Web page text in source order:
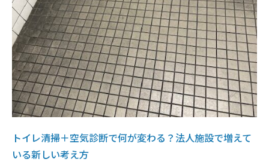
トイレ清掃＋空気診断で何が変わる？法人施設で増えて
いる新しい考え方